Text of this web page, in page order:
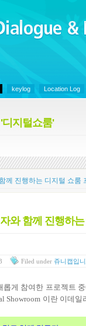
keylog Location Log
지털쇼룸'
께 진행하는 디지털 쇼룸
와 함께 진행하
Filed under 쥬니캡입
롭게 참여한 프로젝트 중
Showroom 이란 이데일